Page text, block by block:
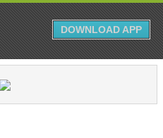
DOWNLOAD APP